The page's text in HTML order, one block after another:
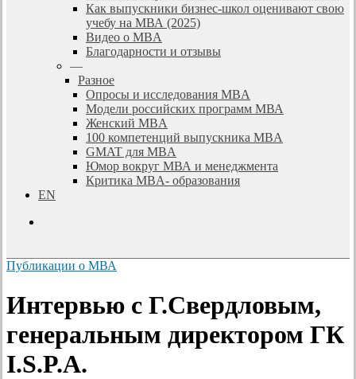
Как выпускники бизнес-школ оценивают свою
учебу на МВА (2025)
Видео о MBA
Благодарности и отзывы
—
Разное
Опросы и исследования MBA
Модели российских программ МВА
Женский MBA
100 компетенций выпускника MBA
GMAT для MBA
Юмор вокруг МВА и менеджмента
Критика MBA- образования
EN
Публикации о МВА
Интервью с Г.Свердловым,
генеральным директором ГК
I.S.P.A.